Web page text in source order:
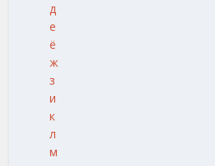
д
е
ё
ж
з
и
к
л
м